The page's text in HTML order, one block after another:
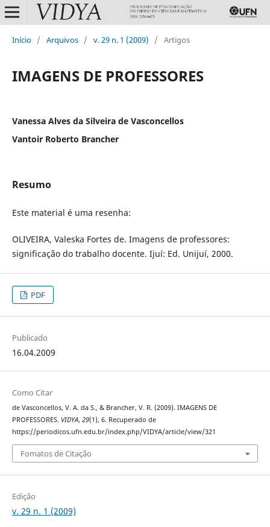
Início / Arquivos / v. 29 n. 1 (2009) / Artigos
IMAGENS DE PROFESSORES
Vanessa Alves da Silveira de Vasconcellos
Vantoir Roberto Brancher
Resumo
Este material é uma resenha:
OLIVEIRA, Valeska Fortes de. Imagens de professores:
significação do trabalho docente. Ijuí: Ed. Unijuí, 2000.
PDF
Publicado
16.04.2009
Como Citar
de Vasconcellos, V. A. da S., & Brancher, V. R. (2009). IMAGENS DE
PROFESSORES. VIDYA, 29(1), 6. Recuperado de
https://periodicos.ufn.edu.br/index.php/VIDYA/article/view/321
Fomatos de Citação
Edição
v. 29 n. 1 (2009)